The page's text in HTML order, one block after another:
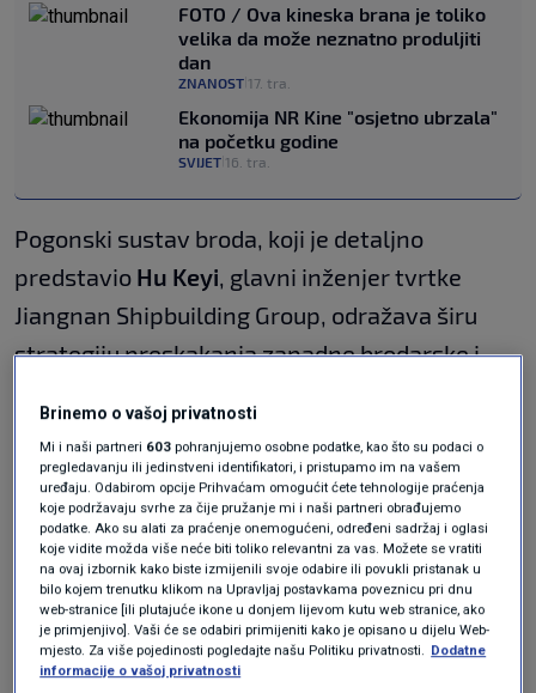
FOTO / Ova kineska brana je toliko
velika da može neznatno produljiti
dan
ZNANOST 17. tra.
Ekonomija NR Kine "osjetno ubrzala"
na početku godine
SVIJET 16. tra.
Pogonski sustav broda, koji je detaljno
predstavio Hu Keyi , glavni inženjer tvrtke
Jiangnan Shipbuilding Group, odražava širu
strategiju preskakanja zapadne brodarske i
nuklearne tehnologije temeljene na toriju. Ti
se napori podudaraju s agresivnim kineskim
nastojanjima za energetskom neovisnošću i
pomorskom dominacijom.
Pokretan torijem i
izgrađen za dugotrajnost
Brinemo o vašoj privatnosti
Mi i naši partneri 603 pohranjujemo osobne podatke, kao što su podaci o
pregledavanju ili jedinstveni identifikatori, i pristupamo im na vašem
uređaju. Odabirom opcije Prihvaćam omogućit ćete tehnologije praćenja
koje podržavaju svrhe za čije pružanje mi i naši partneri obrađujemo
podatke. Ako su alati za praćenje onemogućeni, određeni sadržaj i oglasi
koje vidite možda više neće biti toliko relevantni za vas. Možete se vratiti
na ovaj izbornik kako biste izmijenili svoje odabire ili povukli pristanak u
bilo kojem trenutku klikom na Upravljaj postavkama poveznicu pri dnu
web-stranice [ili plutajuće ikone u donjem lijevom kutu web stranice, ako
je primjenjivo]. Vaši će se odabiri primijeniti kako je opisano u dijelu Web-
mjesto. Za više pojedinosti pogledajte našu Politiku privatnosti. Dodatne
informacije o vašoj privatnosti